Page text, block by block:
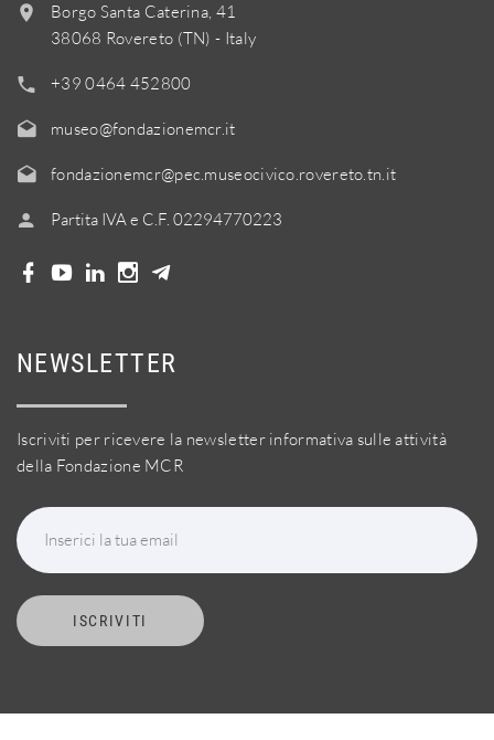
Borgo Santa Caterina, 41
38068 Rovereto (TN) - Italy
+39 0464 452800
museo@fondazionemcr.it
fondazionemcr@pec.museocivico.rovereto.tn.it
Partita IVA e C.F. 02294770223
NEWSLETTER
Iscriviti per ricevere la newsletter informativa sulle attività
della Fondazione MCR
Inserici la tua email
ISCRIVITI